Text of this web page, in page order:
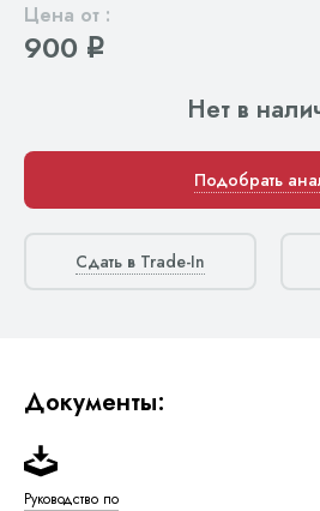
Цена от :
900 q
Нет в
Подобрать
Сдать в Trade-In
Документы:
Руководство по